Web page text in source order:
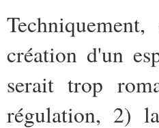
création d'un
serait trop
régulation, 2)